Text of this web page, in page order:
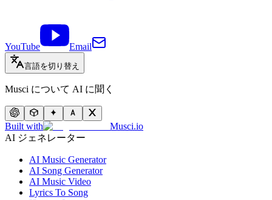
YouTube Email
言語を切り替え
Musci について AI に聞く
Built with
Musci.io
AI ジェネレーター
AI Music Generator
AI Song Generator
AI Music Video
Lyrics To Song